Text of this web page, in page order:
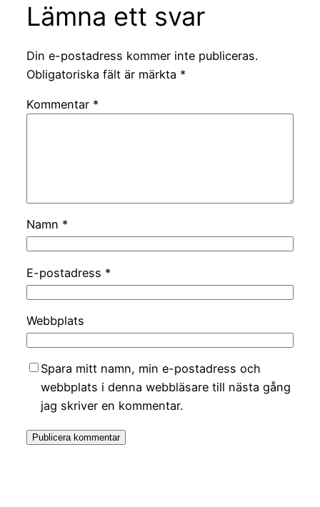
Lämna ett svar
Din e-postadress kommer inte publiceras.
Obligatoriska fält är märkta *
Kommentar *
Namn *
E-postadress *
Webbplats
Spara mitt namn, min e-postadress och
webbplats i denna webbläsare till nästa gång
jag skriver en kommentar.